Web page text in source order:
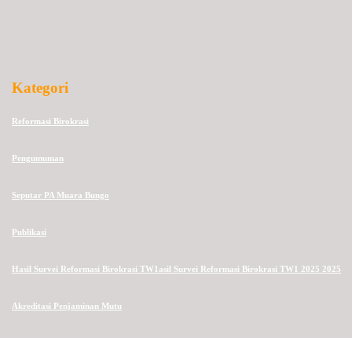
Kategori
Reformasi Birokrasi
Pengumuman
Seputar PA Muara Bungo
Publikasi
Hasil Survei Reformasi Birokrasi TW1asil Survei Reformasi Birokrasi TW1 2025 2025
Akreditasi Penjaminan Mutu